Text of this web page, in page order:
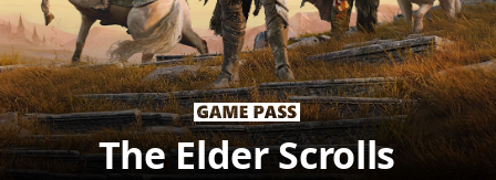
The Elder Scrolls